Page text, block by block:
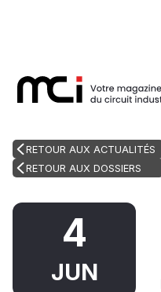
RETOUR AUX ACTUALITÉS
RETOUR AUX DOSSIERS
4
JUN